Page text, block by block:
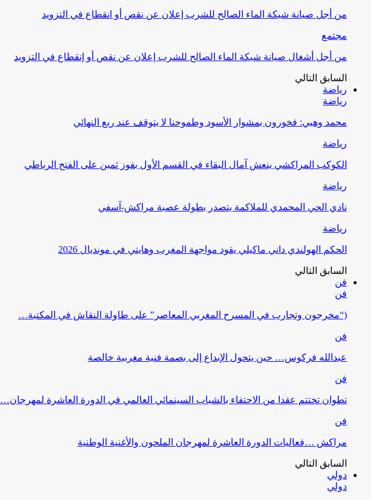
من أجل صيانة شبكة الماء الصالح للشرب إعلان عن نقص أو انقطاع في التزويد
مجتمع
من أجل أشغال صيانة شبكة الماء الصالح للشرب إعلان عن نقص أو إنقطاع في التزويد
السابق التالي
رياضة
رياضة
محمد وهبي: فخورون بمشوار الأسود وطموحنا لا يتوقف عند ربع النهائي
رياضة
الكوكب المراكشي ينعش آمال البقاء في القسم الأول بفوز ثمين على الفتح الرباطي
رياضة
نادي الحي المحمدي للملاكمة يتصدر بطولة عصبة مراكش-آسفي
رياضة
الحكم الهولندي داني ماكيلي يقود مواجهة المغرب وهايتي في مونديال 2026
السابق التالي
فن
فن
(“مخرجون وتجارب في المسرح المغربي المعاصر” على طاولة النقاش في المكتبة…
فن
عبدالله فركوس… حين يتحول الإبداع إلى بصمة فنية مغربية خالصة
فن
تطوان تختتم عقدا من الاحتفاء بالشباب السينمائي العالمي في الدورة العاشرة لمهرجان…
فن
مراكش …فعاليات الدورة العاشرة لمهرجان الملحون والأغنية الوطنية
السابق التالي
دولي
دولي